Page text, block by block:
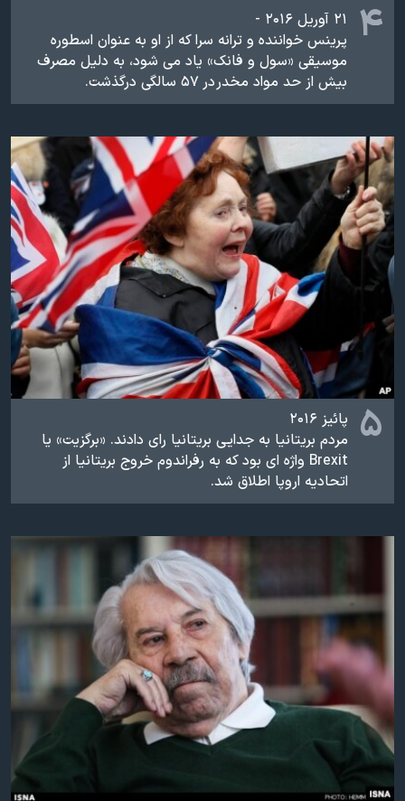
۴
۲۱ آوریل ۲۰۱۶ -
پرینس خواننده و ترانه سرا که از او به عنوان اسطوره
موسیقی «سول و فانک» یاد می شود، به دلیل مصرف
بیش از حد مواد مخدر در ۵۷ سالگی درگذشت.
۵
پائیز ۲۰۱۶
مردم بریتانیا به جدایی بریتانیا رای دادند. «برگزیت» یا
Brexit واژه ای بود که به رفراندوم خروج بریتانیا از
اتحادیه اروپا اطلاق شد.